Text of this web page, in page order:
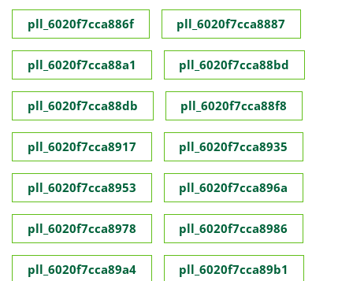
pll_6020f7cca886f pll_6020f7cca8887
pll_6020f7cca88a1 pll_6020f7cca88bd
pll_6020f7cca88db pll_6020f7cca88f8
pll_6020f7cca8917 pll_6020f7cca8935
pll_6020f7cca8953 pll_6020f7cca896a
pll_6020f7cca8978 pll_6020f7cca8986
pll_6020f7cca89a4 pll_6020f7cca89b1